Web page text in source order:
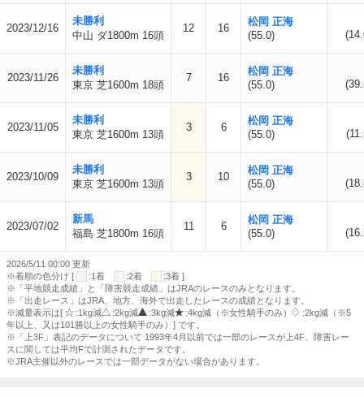
2023/12/16
未勝利
中山 ダ1800m 16頭
12 16
松岡 正海
(55.0)
2023/11/26
未勝利
東京 芝1600m 18頭
7 16
松岡 正海
(55.0)
2023/11/05
未勝利
東京 芝1600m 13頭
3 6
松岡 正海
(55.0)
2023/10/09
未勝利
東京 芝1600m 13頭
3 10
松岡 正海
(55.0)
2023/07/02
新馬
福島 芝1800m 16頭
11 6
松岡 正海
(55.0)
2026/5/11 00:00 更新
※着順の色分け [
:1着 :2着
:3着 ]
※「平地競走成績」と「障害競走成績」はJRAのレースのみとなります。
※「出走レース」はJRA、地方、海外で出走したレースの成績となります。
※減量表示は[
:1kg減 :2kg減 :3kg減 :4kg減（※女性騎手のみ）
:2kg減（※5
年以上、又は101勝以上の女性騎手のみ）] です。
※「上3F」表記のデータについて 1993年4月以前では一部のレースが上4F、障害レー
スに関しては平均Fで計測されたデータです。
※JRA主催以外のレースでは一部データがない場合があります。